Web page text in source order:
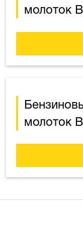
молоток
молоток